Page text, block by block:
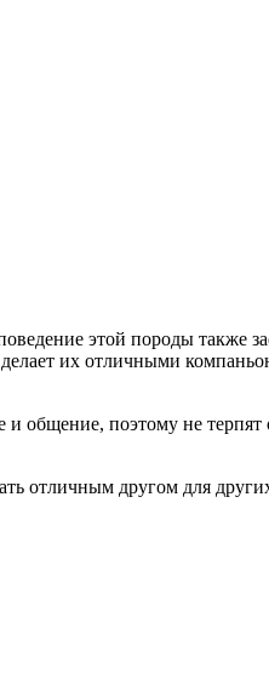
этой породы также
их отличными
общение, поэтому не терпят
отличным другом для